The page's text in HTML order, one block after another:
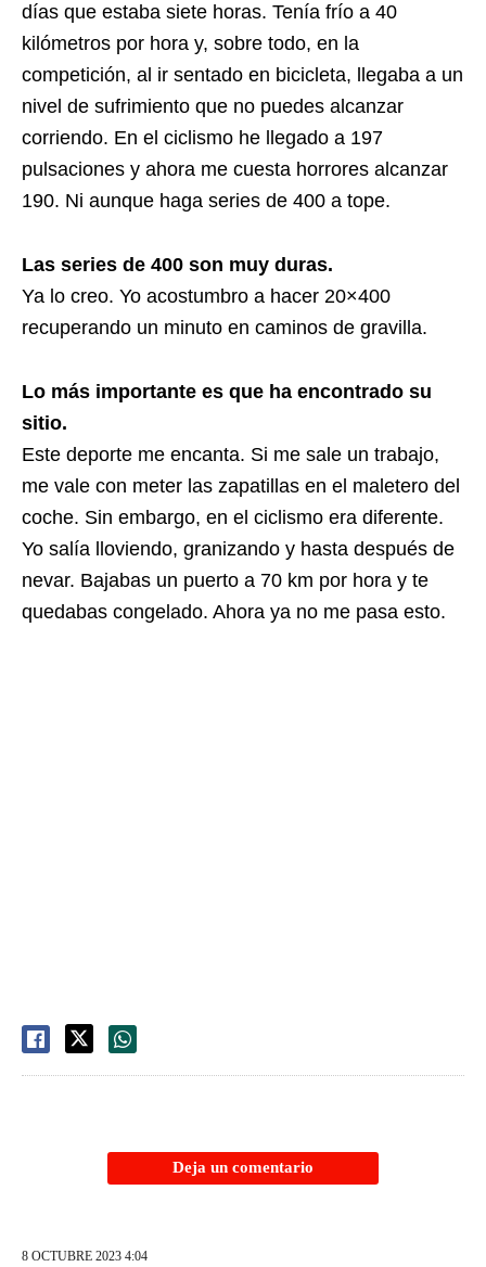
días que estaba siete horas. Tenía frío a 40
kilómetros por hora y, sobre todo, en la
competición, al ir sentado en bicicleta, llegaba a un
nivel de sufrimiento que no puedes alcanzar
corriendo. En el ciclismo he llegado a 197
pulsaciones y ahora me cuesta horrores alcanzar
190. Ni aunque haga series de 400 a tope.
Las series de 400 son muy duras.
Ya lo creo. Yo acostumbro a hacer 20×400
recuperando un minuto en caminos de gravilla.
Lo más importante es que ha encontrado su
sitio.
Este deporte me encanta. Si me sale un trabajo,
me vale con meter las zapatillas en el maletero del
coche. Sin embargo, en el ciclismo era diferente.
Yo salía lloviendo, granizando y hasta después de
nevar. Bajabas un puerto a 70 km por hora y te
quedabas congelado. Ahora ya no me pasa esto.
Deja un comentario
8 OCTUBRE 2023 4:04